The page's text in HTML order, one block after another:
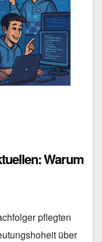
Warum
pflegten
über